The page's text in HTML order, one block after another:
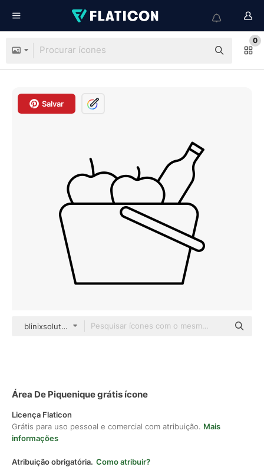
0
Salvar
blinixsolutions black outline
Área De Piquenique grátis ícone
Licença Flaticon
Grátis para uso pessoal e comercial com atribuição. Mais
informações
Atribuição obrigatória. Como atribuir?